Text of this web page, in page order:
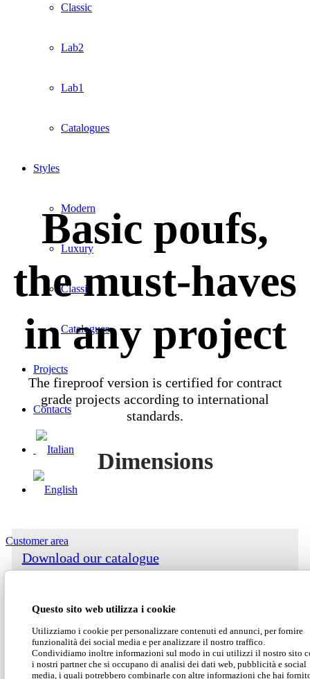
Questo sito web utilizza i cookie
Utilizziamo i cookie per personalizzare contenuti ed annunci, per fornire
funzionalità dei social media e per analizzare il nostro traffico.
Condividiamo inoltre informazioni sul modo in cui utilizzi il nostro sito
i nostri partner che si occupano di analisi dei dati web, pubblicità e social
media, i quali potrebbero combinarle con altre informazioni che hai
Classic
Lab2
Lab1
Catalogues
Styles
Modern
Luxury
Classic
Catalogues
Projects
Contacts
Customer area
Basic poufs,
the must-haves
in any project
The fireproof version is certified for contract
grade projects according to international
standards.
Dimensions
Download our catalogue
Download our price list
Download our technical data